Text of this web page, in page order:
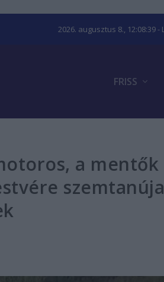
2026. augusztus 8., 12:08:40-
FRISS
a mentők
szemtanúja